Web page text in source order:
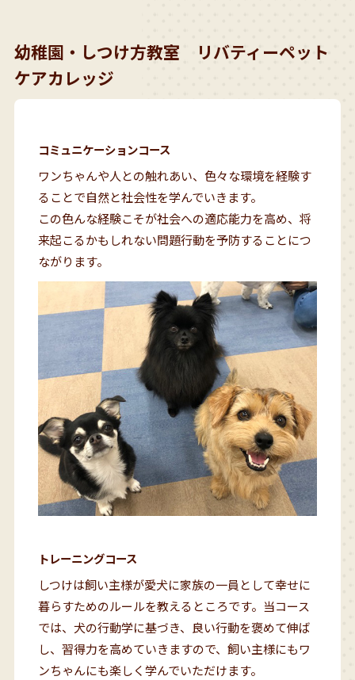
幼稚園・しつけ方教室 リバティーペット
ケアカレッジ
コミュニケーションコース
ワンちゃんや人との触れあい、色々な環境を経験す
ることで自然と社会性を学んでいきます。
この色んな経験こそが社会への適応能力を高め、将
来起こるかもしれない問題行動を予防することにつ
ながります。
トレーニングコース
しつけは飼い主様が愛犬に家族の一員として幸せに
暮らすためのルールを教えるところです。当コース
では、犬の行動学に基づき、良い行動を褒めて伸ば
し、習得力を高めていきますので、飼い主様にもワ
ンちゃんにも楽しく学んでいただけます。